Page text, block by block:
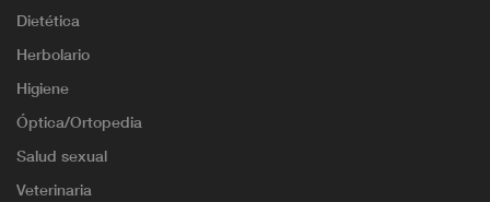
Dietética
Herbolario
Higiene
Óptica/Ortopedia
Salud sexual
Veterinaria